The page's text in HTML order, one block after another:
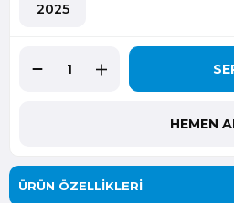
2025
ÜRÜN ÖZELLIKLERI